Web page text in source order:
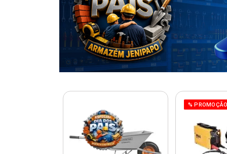
%